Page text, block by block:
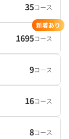
35コース
1695コース
新着あり
9コース
16コース
8コース